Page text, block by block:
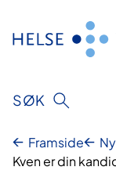
innhald
SØK
Framside
Kven er din